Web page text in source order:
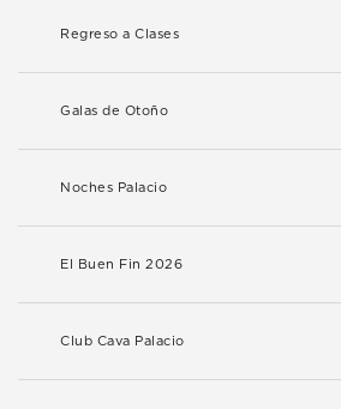
Regreso a Clases
Galas de Otoño
Noches Palacio
El Buen Fin 2026
Club Cava Palacio